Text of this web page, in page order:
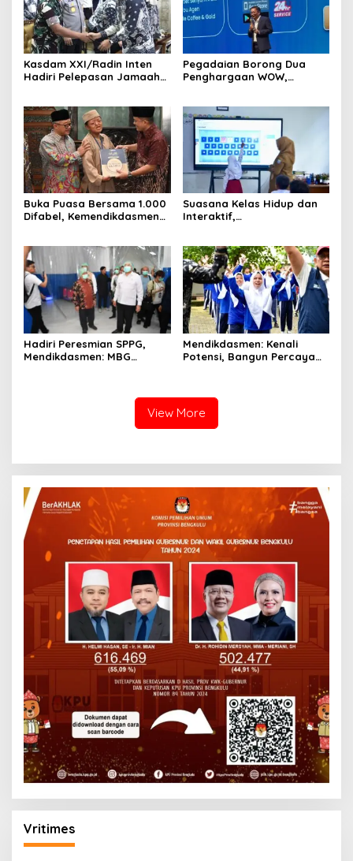
Kasdam XXI/Radin Inten
Hadiri Pelepasan Jamaah
Pegadaian Borong Dua
Penghargaan WOW,
Buka Puasa Bersama 1.000
Difabel, Kemendikdasmen
2026
Suasana Kelas Hidup dan
Interaktif,
Pembelajaran Mendalam
Hadiri Peresmian SPPG,
Mendikdasmen: MBG
Mendikdasmen: Kenali
Potensi, Bangun Percaya
View More
Vritimes